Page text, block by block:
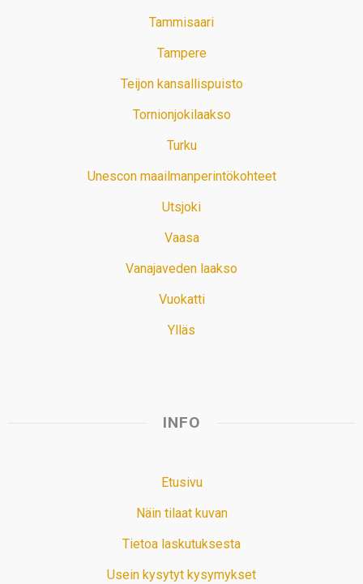
Tammisaari
Tampere
Teijon kansallispuisto
Tornionjokilaakso
Turku
Unescon maailmanperintökohteet
Utsjoki
Vaasa
Vanajaveden laakso
Vuokatti
Ylläs
INFO
Etusivu
Näin tilaat kuvan
Tietoa laskutuksesta
Usein kysytyt kysymykset